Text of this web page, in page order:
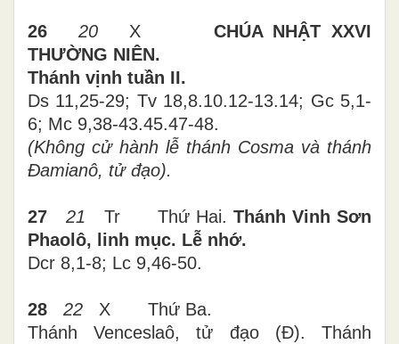
26 20 X CHÚA NHẬT XXVI
THƯỜNG NIÊN.
Thánh vịnh tuần II.
Ds 11,25-29; Tv 18,8.10.12-13.14; Gc 5,1-
6; Mc 9,38-43.45.47-48.
(Không cử hành lễ thánh Cosma và thánh
Đamianô, tử đạo).
27 21 Tr Thứ Hai. Thánh Vinh Sơn
Phaolô, linh mục. Lễ nhớ.
Dcr 8,1-8; Lc 9,46-50.
28 22 X Thứ Ba.
Thánh Venceslaô, tử đạo (Đ). Thánh